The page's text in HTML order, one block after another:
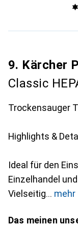
9. Kärcher
Classic
Trockensauger
Highlights &
Ideal für den
Einzelhandel
Vielseitig
mehr
Das meinen